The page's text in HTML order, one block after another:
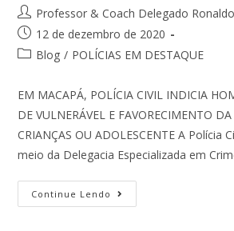
Professor & Coach Delegado
12 de dezembro de 2020
Blog / POLÍCIAS EM DESTAQUE
EM MACAPÁ, POLÍCIA CIVIL INDICIA
DE VULNERÁVEL E FAVORECIMENTO
CRIANÇAS OU ADOLESCENTE A Polícia
meio da Delegacia Especializada em
Continue Lendo